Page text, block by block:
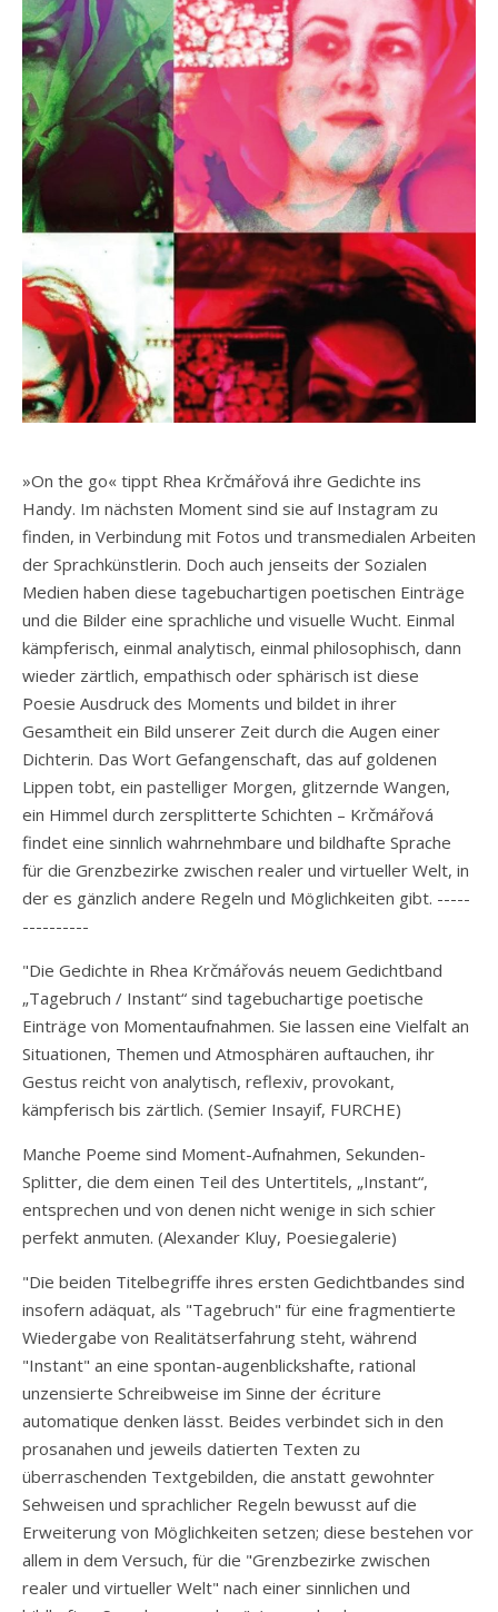
»On the go« tippt Rhea Krčmářová ihre Gedichte ins
Handy. Im nächsten Moment sind sie auf Instagram zu
finden, in Verbindung mit Fotos und transmedialen Arbeiten
der Sprachkünstlerin. Doch auch jenseits der Sozialen
Medien haben diese tagebuchartigen poetischen Einträge
und die Bilder eine sprachliche und visuelle Wucht. Einmal
kämpferisch, einmal analytisch, einmal philosophisch, dann
wieder zärtlich, empathisch oder sphärisch ist diese
Poesie Ausdruck des Moments und bildet in ihrer
Gesamtheit ein Bild unserer Zeit durch die Augen einer
Dichterin. Das Wort Gefangenschaft, das auf goldenen
Lippen tobt, ein pastelliger Morgen, glitzernde Wangen,
ein Himmel durch zersplitterte Schichten – Krčmářová
findet eine sinnlich wahrnehmbare und bildhafte Sprache
für die Grenzbezirke zwischen realer und virtueller Welt, in
der es gänzlich andere Regeln und Möglichkeiten gibt. -----
----------
"Die Gedichte in Rhea Krčmářovás neuem Gedichtband
„Tagebruch / Instant“ sind tagebuchartige poetische
Einträge von Momentaufnahmen. Sie lassen eine Vielfalt an
Situationen, Themen und Atmosphären auftauchen, ihr
Gestus reicht von analytisch, reflexiv, provokant,
kämpferisch bis zärtlich. (Semier Insayif, FURCHE)
Manche Poeme sind Moment-Aufnahmen, Sekunden-
Splitter, die dem einen Teil des Untertitels, „Instant“,
entsprechen und von denen nicht wenige in sich schier
perfekt anmuten. (Alexander Kluy, Poesiegalerie)
"Die beiden Titelbegriffe ihres ersten Gedichtbandes sind
insofern adäquat, als "Tagebruch" für eine fragmentierte
Wiedergabe von Realitätserfahrung steht, während
"Instant" an eine spontan-augenblickshafte, rational
unzensierte Schreibweise im Sinne der écriture
automatique denken lässt. Beides verbindet sich in den
prosanahen und jeweils datierten Texten zu
überraschenden Textgebilden, die anstatt gewohnter
Sehweisen und sprachlicher Regeln bewusst auf die
Erweiterung von Möglichkeiten setzen; diese bestehen vor
allem in dem Versuch, für die "Grenzbezirke zwischen
realer und virtueller Welt" nach einer sinnlichen und